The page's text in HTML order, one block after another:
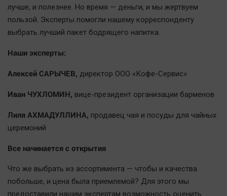
Политика
Экономика
Культура
Курилка
Технологии
Отраслевые темы
Hедвижимость
лучше, и полезнее. Но время — деньги, и мы жертвуем
пользой. Эксперты помогли нашему корреспонденту
выбрать лучший пакет бодрящего напитка.
Наши эксперты:
Алексей САРЫЧЕВ, директор ООО «Кофе-Сервис»
Иван ЧУХЛОМИН, вице-президент организации барменов
Лиля АХМАДУЛЛИНА, продавец чая и посуды для чайных
церемоний
Все начинается с открытия
Что же выбрать из ассортимента — чтобы и качества
побольше, и цена была приемлемой? Для этого мы
предоставили нашим экспертам возможность оценить